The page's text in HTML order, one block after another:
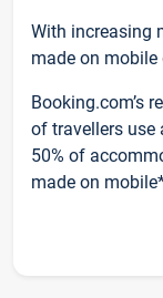
With increasing
made on mobile
Booking.com’s
of travellers use
50% of
made on